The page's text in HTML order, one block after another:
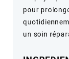
pour
un soin